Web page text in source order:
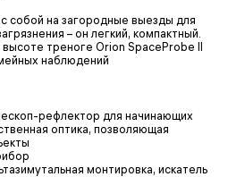
собой на загородные выезды для
– он легкий, компактный.
треноге Orion SpaceProbe II
наблюдений
рефлектор для начинающих
оптика, позволяющая
монтировка, искатель